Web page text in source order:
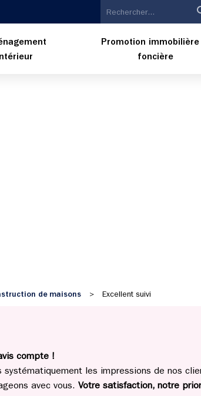
Promotion
foncière
de maisons > Excellent suivi
compte !
les impressions de nos
avec vous. Votre satisfaction, notre